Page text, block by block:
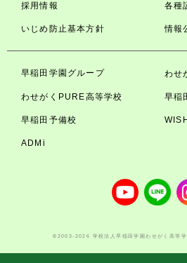
採用情報 各種
いじめ防止基本方針 情報
早稲田学園グループ わせ
わせがくPURE高等学校 早稲
早稲田予備校
ADMi
©2003-2026 学校法人早稲田学園わせがく高